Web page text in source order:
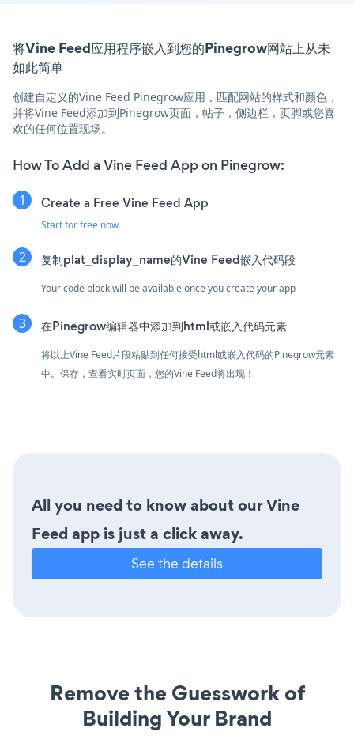
将Vine Feed应用程序嵌入到您的Pinegrow网站上从未
如此简单
创建自定义的Vine Feed Pinegrow应用，匹配网站的样式和颜色，
并将Vine Feed添加到Pinegrow页面，帖子，侧边栏，页脚或您喜
欢的任何位置现场。
How To Add a Vine Feed App on Pinegrow:
Create a Free Vine Feed App
Start for free now
复制plat_display_name的Vine Feed嵌入代码段
Your code block will be available once you create your app
在Pinegrow编辑器中添加到html或嵌入代码元素
将以上Vine Feed片段粘贴到任何接受html或嵌入代码的Pinegrow元素
中。保存，查看实时页面，您的Vine Feed将出现！
All you need to know about our Vine
Feed app is just a click away.
See the details
Remove the Guesswork of
Building Your Brand